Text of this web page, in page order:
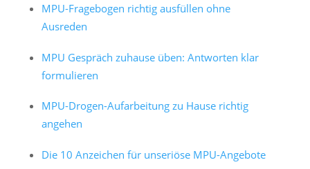
MPU-Fragebogen richtig ausfüllen ohne
Ausreden
MPU Gespräch zuhause üben: Antworten klar
formulieren
MPU-Drogen-Aufarbeitung zu Hause richtig
angehen
Die 10 Anzeichen für unseriöse MPU-Angebote